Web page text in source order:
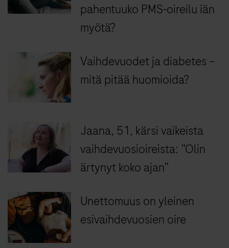
pahentuuko PMS-oireilu iän
myötä?
Vaihdevuodet ja diabetes –
mitä pitää huomioida?
Jaana, 51, kärsi vaikeista
vaihdevuosioireista: ”Olin
ärtynyt koko ajan”
Unettomuus on yleinen
esivaihdevuosien oire